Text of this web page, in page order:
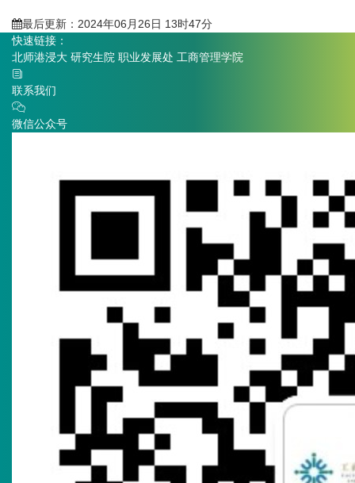
最后更新：2024年06月26日 13时47分
快速链接：
北师港浸大 研究生院 职业发展处 工商管理学院
联系我们
微信公众号